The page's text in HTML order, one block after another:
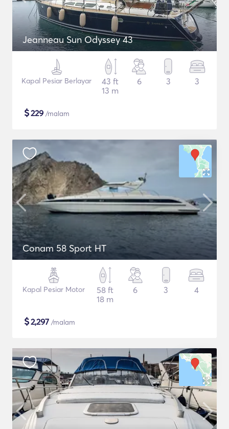
Jeanneau Sun Odyssey 43
Kapal Pesiar Berlayar
43 ft
13 m
6 3 3
$229 /malam
Conam 58 Sport HT
Kapal Pesiar Motor
58 ft
18 m
6 3 4
$2,297 /malam